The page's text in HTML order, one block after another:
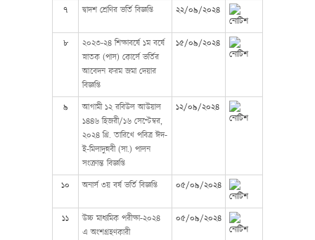
৭ দ্বাদশ শ্রেণির ‍ভর্তি বিজ্ঞপ্তি ২২/০৯/২০২৪
৮
২০২৩-২৪ শিক্ষাবর্ষে ১ম বর্ষে
স্নাতক (পাস) কোর্সে ভর্তির
আবেদন ফরম জমা দেয়ার
বিজ্ঞপ্তি
১৫/০৯/২০২৪
৯
আগামী ১২ রবিউল আউয়াল
১৪৪৬ হিজরী/১৬ সেপ্টেম্বর,
২০২৪ খ্রি. তারিখে পবিত্র ঈদ-
ই-মিলাদুন্নবী (সা.) পালন
সংক্রান্ত বিজ্ঞপ্তি
১২/০৯/২০২৪
১০ অনার্স ৩য় বর্ষ ভর্তি বিজ্ঞপ্তি ০৫/০৯/২০২৪
১১
উচ্চ মাধ্যমিক পরীক্ষা-২০২৪
এ অংশগ্রহণকারী
০৫/০৯/২০২৪